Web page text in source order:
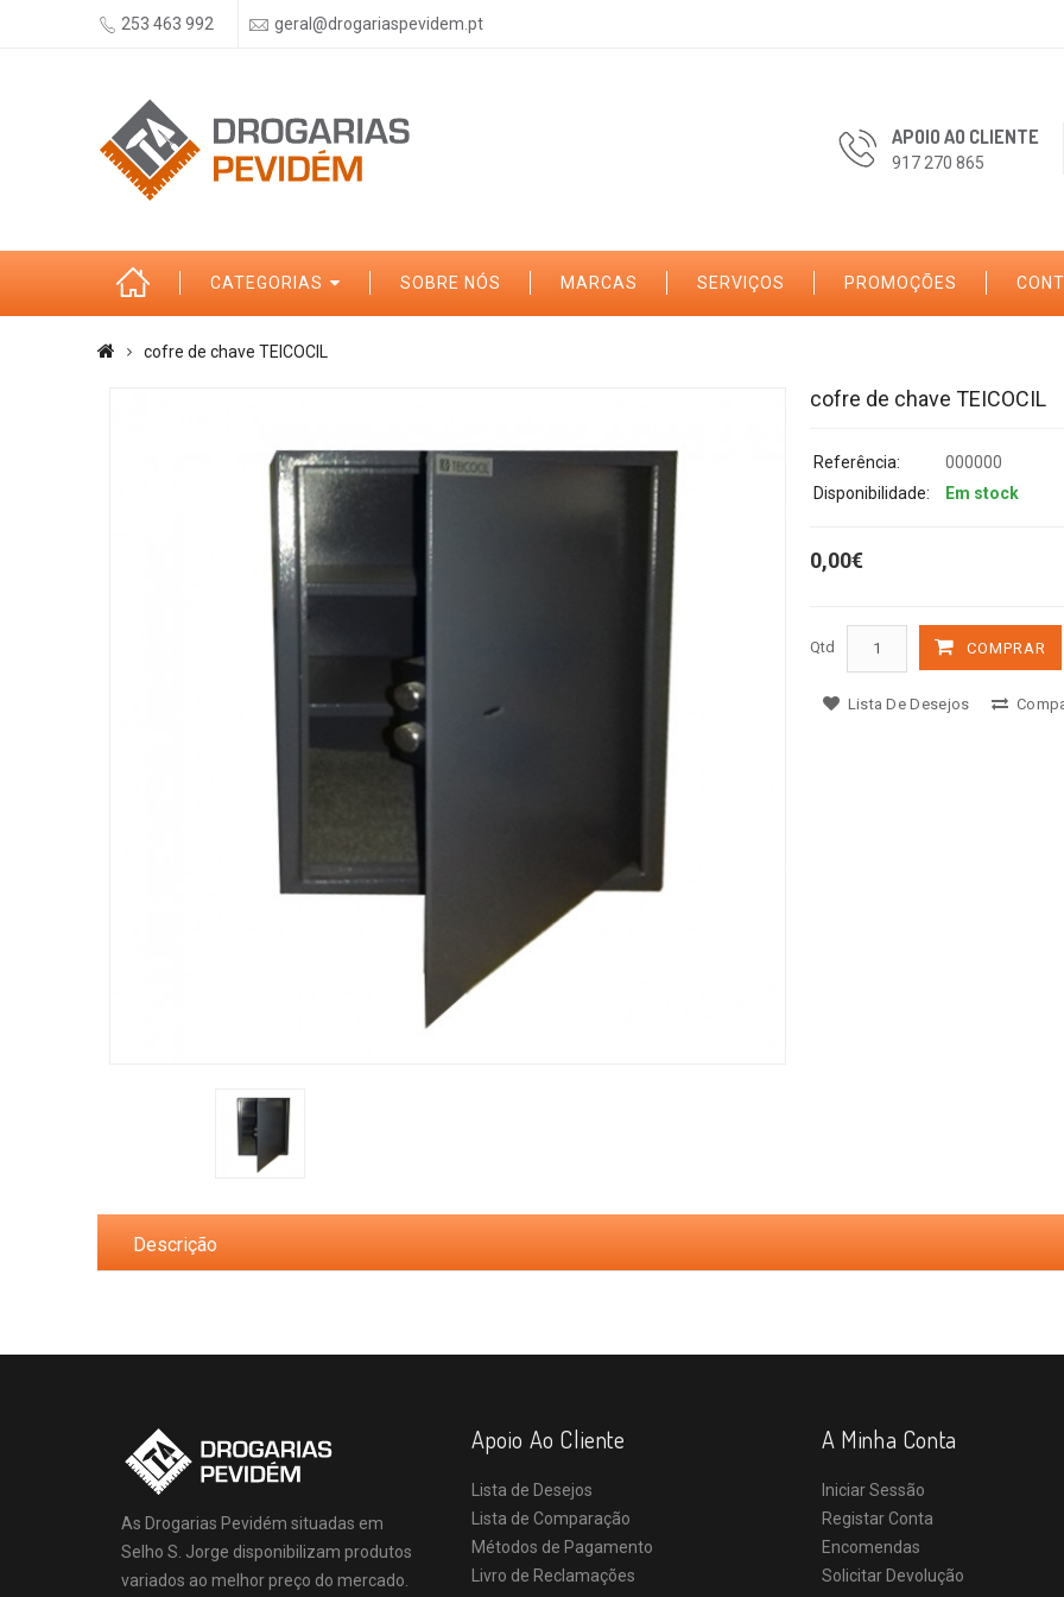
253 463 992 geral@drogariaspevidem.pt
APOIO AO CLIENTE
917 270 865
CATEGORIAS SOBRE NÓS MARCAS SERVIÇOS PROMOÇÕES
cofre de chave TEICOCIL
cofre de chave TEICOCIL
Referência:
000000
Disponibilidade:
Em stock
0,00€
Qtd COMPRAR
Lista De Desejos
Descrição
As Drogarias Pevidém situadas em
Selho S. Jorge disponibilizam produtos
variados ao melhor preço do mercado.
Apoio Ao Cliente
Lista de Desejos
Lista de Comparação
Métodos de Pagamento
Livro de Reclamações
A Minha Conta
Iniciar Sessão
Registar Conta
Encomendas
Solicitar Devolução